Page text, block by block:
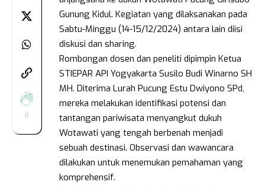
0
Gunung Kidul. Kegiatan yang dilaksanakan pada
Sabtu-Minggu (14-15/12/2024) antara lain diisi
diskusi dan sharing.
Rombongan dosen dan peneliti dipimpin Ketua
STIEPAR API Yogyakarta Susilo Budi Winarno SH
MH. Diterima Lurah Pucung Estu Dwiyono SPd,
mereka melakukan identifikasi potensi dan
tantangan pariwisata menyangkut dukuh
Wotawati yang tengah berbenah menjadi
sebuah destinasi. Observasi dan wawancara
dilakukan untuk menemukan pemahaman yang
komprehensif.